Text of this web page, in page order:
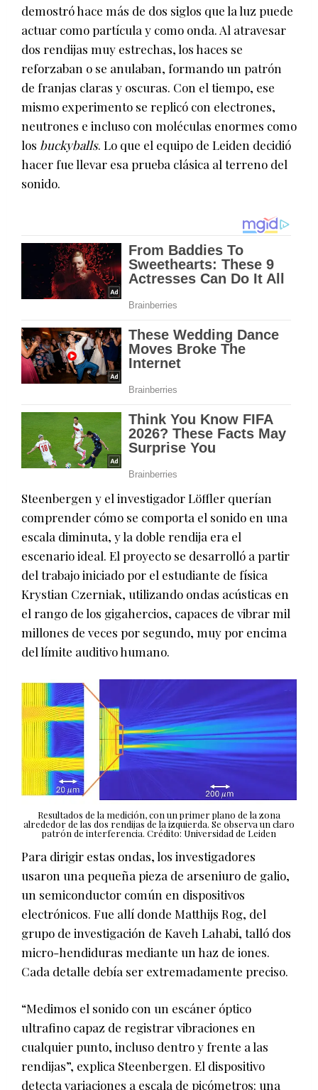
demostró hace más de dos siglos que la luz puede
actuar como partícula y como onda. Al atravesar
dos rendijas muy estrechas, los haces se
reforzaban o se anulaban, formando un patrón
de franjas claras y oscuras. Con el tiempo, ese
mismo experimento se replicó con electrones,
neutrones e incluso con moléculas enormes como
los buckyballs. Lo que el equipo de Leiden decidió
hacer fue llevar esa prueba clásica al terreno del
sonido.
Steenbergen y el investigador Löffler querían
comprender cómo se comporta el sonido en una
escala diminuta, y la doble rendija era el
escenario ideal. El proyecto se desarrolló a partir
del trabajo iniciado por el estudiante de física
Krystian Czerniak, utilizando ondas acústicas en
el rango de los gigahercios, capaces de vibrar mil
millones de veces por segundo, muy por encima
del límite auditivo humano.
Resultados de la medición, con un primer plano de la zona
alrededor de las dos rendijas de la izquierda. Se observa un claro
patrón de interferencia. Crédito: Universidad de Leiden
Para dirigir estas ondas, los investigadores
usaron una pequeña pieza de arseniuro de galio,
un semiconductor común en dispositivos
electrónicos. Fue allí donde Matthijs Rog, del
grupo de investigación de Kaveh Lahabi, talló dos
micro-hendiduras mediante un haz de iones.
Cada detalle debía ser extremadamente preciso.
“Medimos el sonido con un escáner óptico
ultrafino capaz de registrar vibraciones en
cualquier punto, incluso dentro y frente a las
rendijas”, explica Steenbergen. El dispositivo
detecta variaciones a escala de picómetros: una